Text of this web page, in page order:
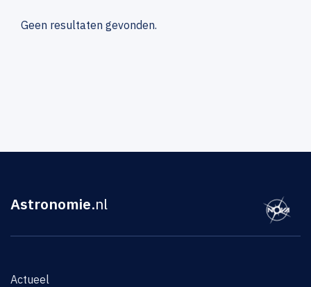
Geen resultaten gevonden.
Astronomie.nl
Actueel